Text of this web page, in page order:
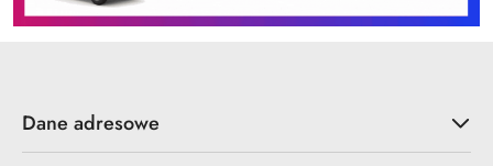
Dane adresowe